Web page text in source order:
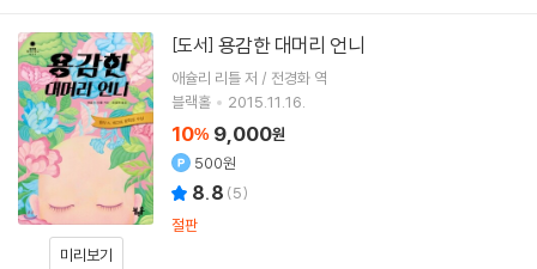
미리보기
[도서] 용감한 대머리 언니
애슐리 리틀 저 / 전경화 역
블랙홀
2015.11.16.
10% 9,000원
500원
8.8 (5)
절판